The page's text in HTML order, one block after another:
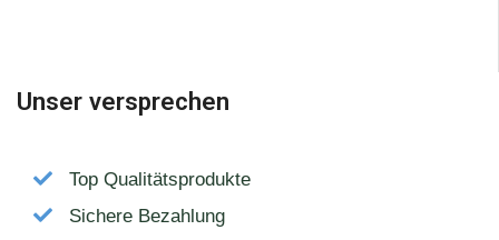
Unser versprechen
Top Qualitätsprodukte
Sichere Bezahlung